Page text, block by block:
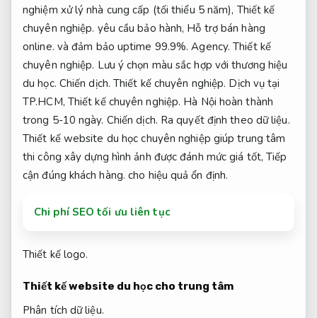
nghiệm xử lý nhà cung cấp (tối thiểu 5 năm), Thiết kế
chuyên nghiệp. yêu cầu bảo hành, Hỗ trợ bán hàng
online. và đảm bảo uptime 99.9%.Agency. Thiết kế
chuyên nghiệp. Lưu ý chọn màu sắc hợp với thương hiệu
du học. Chiến dịch. Thiết kế chuyên nghiệp. Dịch vụ tại
TP.HCM, Thiết kế chuyên nghiệp. Hà Nội hoàn thành
trong 5-10 ngày. Chiến dịch. Ra quyết định theo dữ liệu.
Thiết kế website du học chuyên nghiệp giúp trung tâm
thi công xây dựng hình ảnh được đánh mức giá tốt, Tiếp
cận đúng khách hàng. cho hiệu quả ổn định.
Chi phí SEO tối ưu liên tục
Thiết kế logo.
Thiết kế website du học cho trung tâm
Phân tích dữ liệu.